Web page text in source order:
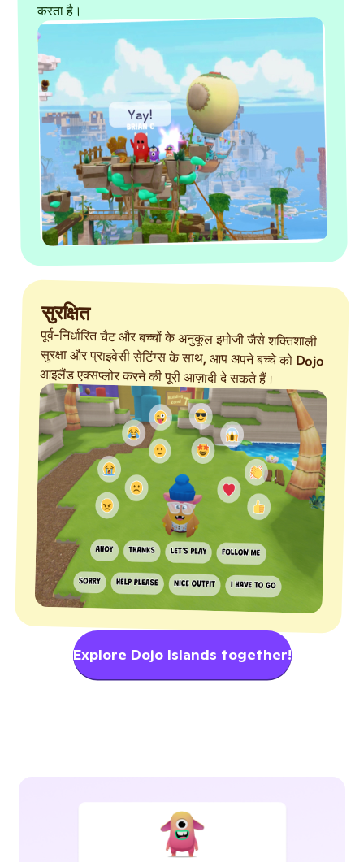
करता है।
सुरक्षित
पूर्व-निर्धारित चैट और बच्चों के अनुकूल इमोजी जैसे शक्तिशाली
सुरक्षा और प्राइवेसी सेटिंग्स के साथ, आप अपने बच्चे को Dojo
आइलैंड एक्सप्लोर करने की पूरी आज़ादी दे सकते हैं।
Explore Dojo Islands together!